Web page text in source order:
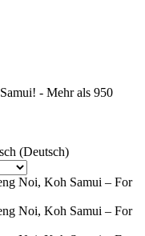
- Mehr als 950